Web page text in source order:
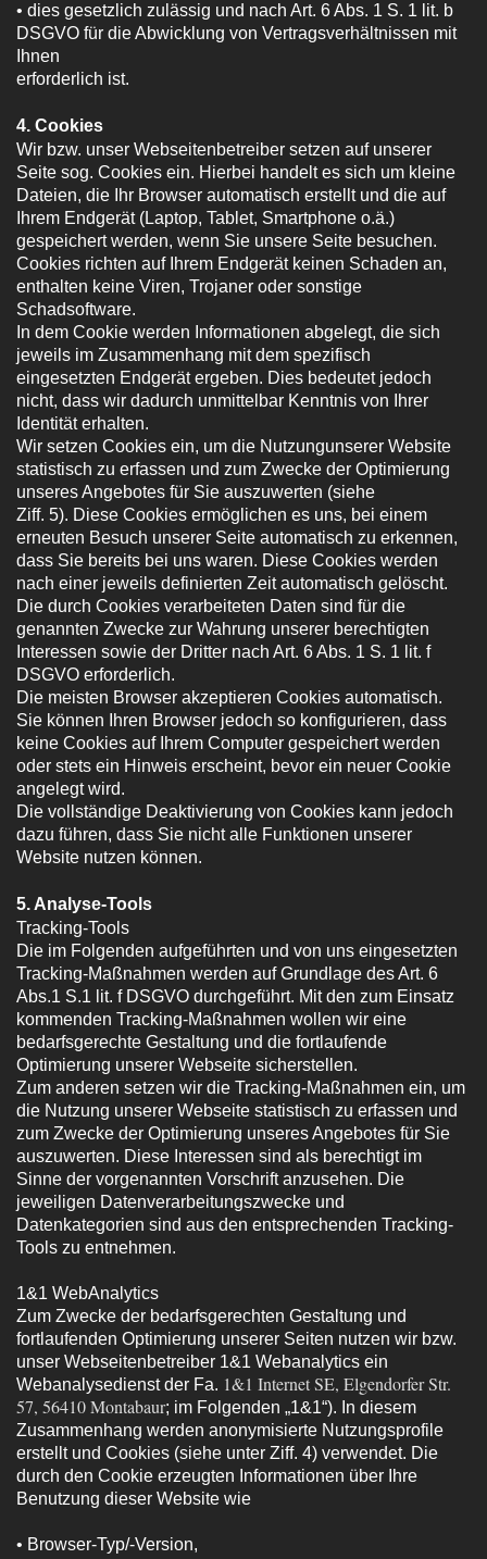
• dies gesetzlich zulässig und nach Art. 6 Abs. 1 S. 1 lit. b
DSGVO für die Abwicklung von Vertragsverhältnissen mit
Ihnen
erforderlich ist.
4. Cookies
Wir bzw. unser Webseitenbetreiber setzen auf unserer
Seite sog. Cookies ein. Hierbei handelt es sich um kleine
Dateien, die Ihr Browser automatisch erstellt und die auf
Ihrem Endgerät (Laptop, Tablet, Smartphone o.ä.)
gespeichert werden, wenn Sie unsere Seite besuchen.
Cookies richten auf Ihrem Endgerät keinen Schaden an,
enthalten keine Viren, Trojaner oder sonstige
Schadsoftware.
In dem Cookie werden Informationen abgelegt, die sich
jeweils im Zusammenhang mit dem spezifisch
eingesetzten Endgerät ergeben. Dies bedeutet jedoch
nicht, dass wir dadurch unmittelbar Kenntnis von Ihrer
Identität erhalten.
Wir setzen Cookies ein, um die Nutzungunserer Website
statistisch zu erfassen und zum Zwecke der Optimierung
unseres Angebotes für Sie auszuwerten (siehe
Ziff. 5). Diese Cookies ermöglichen es uns, bei einem
erneuten Besuch unserer Seite automatisch zu erkennen,
dass Sie bereits bei uns waren. Diese Cookies werden
nach einer jeweils definierten Zeit automatisch gelöscht.
Die durch Cookies verarbeiteten Daten sind für die
genannten Zwecke zur Wahrung unserer berechtigten
Interessen sowie der Dritter nach Art. 6 Abs. 1 S. 1 lit. f
DSGVO erforderlich.
Die meisten Browser akzeptieren Cookies automatisch.
Sie können Ihren Browser jedoch so konfigurieren, dass
keine Cookies auf Ihrem Computer gespeichert werden
oder stets ein Hinweis erscheint, bevor ein neuer Cookie
angelegt wird.
Die vollständige Deaktivierung von Cookies kann jedoch
dazu führen, dass Sie nicht alle Funktionen unserer
Website nutzen können.
5. Analyse-Tools
Tracking-Tools
Die im Folgenden aufgeführten und von uns eingesetzten
Tracking-Maßnahmen werden auf Grundlage des Art. 6
Abs.1 S.1 lit. f DSGVO durchgeführt. Mit den zum Einsatz
kommenden Tracking-Maßnahmen wollen wir eine
bedarfsgerechte Gestaltung und die fortlaufende
Optimierung unserer Webseite sicherstellen.
Zum anderen setzen wir die Tracking-Maßnahmen ein, um
die Nutzung unserer Webseite statistisch zu erfassen und
zum Zwecke der Optimierung unseres Angebotes für Sie
auszuwerten. Diese Interessen sind als berechtigt im
Sinne der vorgenannten Vorschrift anzusehen. Die
jeweiligen Datenverarbeitungszwecke und
Datenkategorien sind aus den entsprechenden Tracking-
Tools zu entnehmen.
1&1 WebAnalytics
Zum Zwecke der bedarfsgerechten Gestaltung und
fortlaufenden Optimierung unserer Seiten nutzen wir bzw.
unser Webseitenbetreiber 1&1 Webanalytics ein
Webanalysedienst der Fa. 1&1 Internet SE, Elgendorfer Str.
57, 56410 Montabaur; im Folgenden „1&1“). In diesem
Zusammenhang werden anonymisierte Nutzungsprofile
erstellt und Cookies (siehe unter Ziff. 4) verwendet. Die
durch den Cookie erzeugten Informationen über Ihre
Benutzung dieser Website wie
• Browser-Typ/-Version,